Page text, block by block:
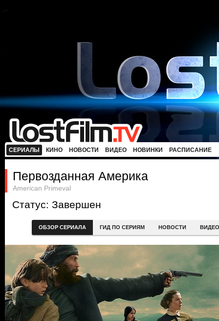
СЕРИАЛЫ КИНО НОВОСТИ ВИДЕО НОВИНКИ РАСПИСАНИЕ
Первозданная Америка
American Primeval
Статус: Завершен
ОБЗОР СЕРИАЛА ГИД ПО СЕРИЯМ НОВОСТИ ВИДЕО